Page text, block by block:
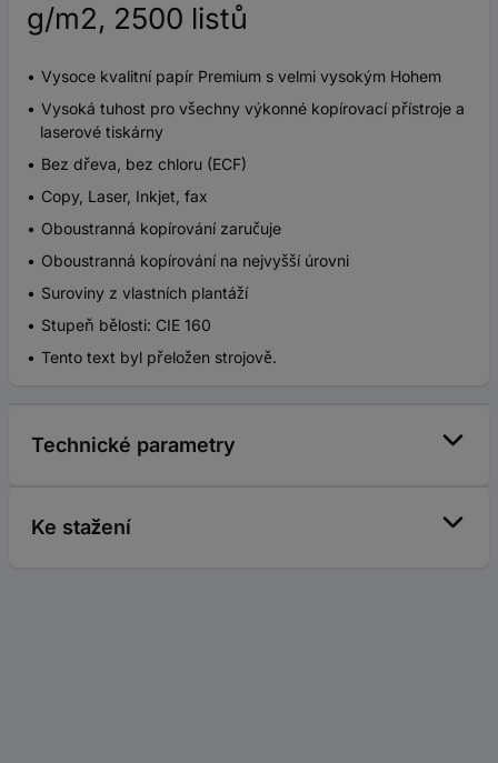
g/m2, 2500 listů
Vysoce kvalitní papír Premium s velmi vysokým Hohem
Vysoká tuhost pro všechny výkonné kopírovací přístroje a
laserové tiskárny
Bez dřeva, bez chloru (ECF)
Copy, Laser, Inkjet, fax
Oboustranná kopírování zaručuje
Oboustranná kopírování na nejvyšší úrovni
Suroviny z vlastních plantáží
Stupeň bělosti: CIE 160
Tento text byl přeložen strojově.
Technické parametry
Ke stažení